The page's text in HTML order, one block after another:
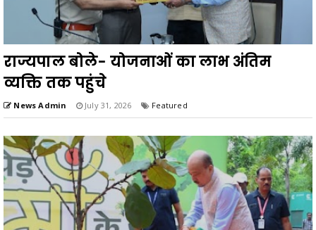
राज्यपाल बोले- योजनाओं का लाभ अंतिम
व्यक्ति तक पहुंचे
News Admin July 31, 2026 Featured